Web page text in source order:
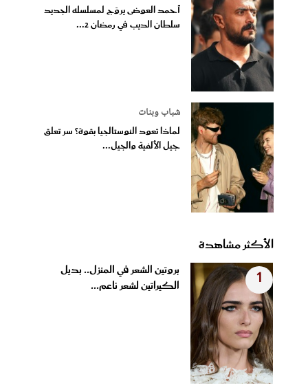
أحمد العوضى يروّج لمسلسله الجديد
سلطان الديب في رمضان 2...
شباب وبنات
لماذا تعود النوستالجيا بقوة؟ سر تعلق
جيل الألفية والجيل...
الأكثر مشاهدة
1
بروتين الشعر في المنزل.. بديل
الكيراتين لشعر ناعم...